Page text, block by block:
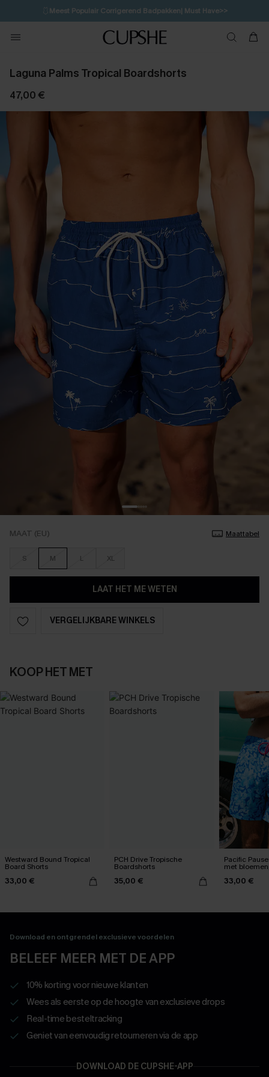
🩱Meest Populair Corrigerend Badpakken| Must Have>>
💌Abonneer je & ontvang tot 15% korting>>
Koop 3, krijg 15% korting | CODE: SW15
Laguna Palms Tropical Boardshorts
47,00 €
MAAT (EU) Maattabel
S M L XL
LAAT HET ME WETEN
VERGELIJKBARE WINKELS
KOOP HET MET
Westward Bound Tropical
Board Shorts
33,00 €
PCH Drive Tropische
Boardshorts
35,00 €
Pacific
met
33,00 €
Download en ontgrendel exclusieve voordelen
BELEEF MEER MET DE APP
10% korting voor nieuwe klanten
Wees als eerste op de hoogte van exclusieve drops
Real-time besteltracking
Geniet van eenvoudig retourneren via de app
DOWNLOAD DE CUPSHE-APP